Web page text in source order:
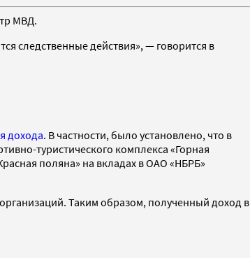
МВД.
следственные действия», — говорится в
дохода. В частности, было установлено, что в
туристического комплекса «Горная
поляна» на вкладах в ОАО «НБРБ»
Таким образом, полученный доход в